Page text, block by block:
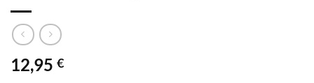
12,95 €